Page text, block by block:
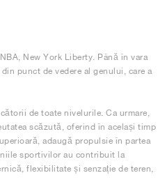
New York Liberty. Până în vara
punct de vedere al genului, care a
de toate nivelurile. Ca urmare,
scăzută, oferind în același timp
adaugă propulsie în partea
sportivilor au contribuit la
flexibilitate și senzație de teren,